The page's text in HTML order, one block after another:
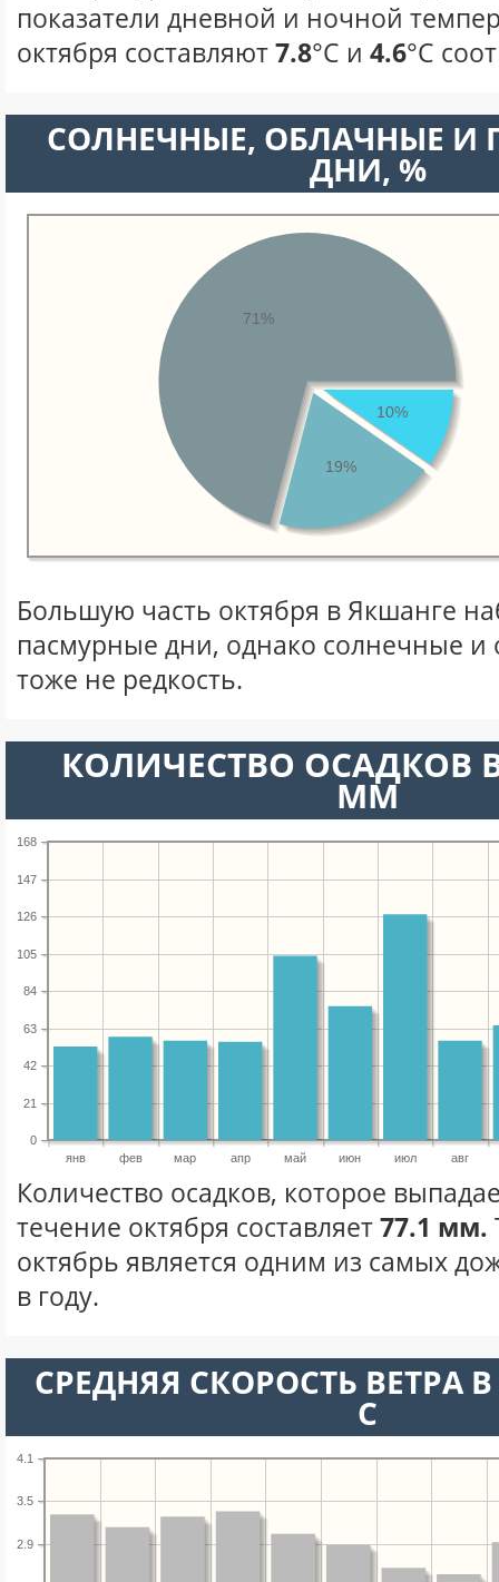
показатели дневной и ночной
октября составляют7.8°С и 4.6°С
CОЛНЕЧНЫЕ, ОБЛАЧНЫЕ И
ДНИ, %
10%
19%
71%
Большую часть октября в Якшанге
пасмурные дни, однако солнечные
тоже не редкость.
КОЛИЧЕСТВО ОСАДКОВ
ММ
янв фев мар апр май июн июл авг
0
21
42
63
84
105
126
147
168
Количество осадков, которое
течение октября составляет77.1 мм.
октябрь является одним из самых
в году.
СРЕДНЯЯ СКОРОСТЬ ВЕТРА
С
2.9
3.5
4.1